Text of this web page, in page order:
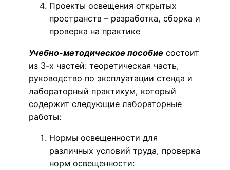
Проекты освещения открытых
пространств – разработка, сборка и
проверка на практике
Учебно-методическое пособие состоит
из 3-х частей: теоретическая часть,
руководство по эксплуатации стенда и
лабораторный практикум, который
содержит следующие лабораторные
работы:
Нормы освещенности для
различных условий труда, проверка
норм освещенности: